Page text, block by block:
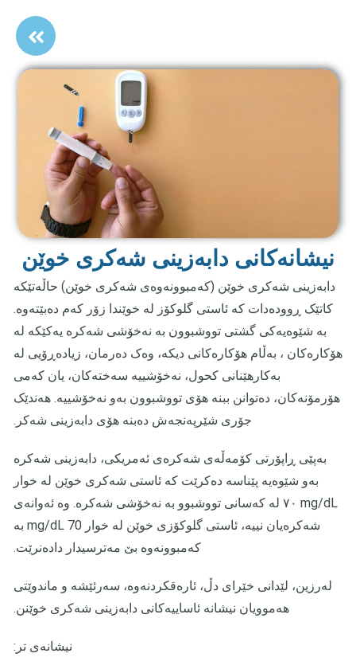
نیشانەکانی دابەزینی شەکری خوێن
دابەزینی شەکری خوێن (کەمبوونەوەی شەکری خوێن) حاڵەتێکە
کاتێک ڕوودەدات کە ئاستی گلوکۆز لە خوێندا زۆر کەم دەبێتەوە.
بە شێوەیەکی گشتی تووشبوون بە نەخۆشی شەکرە یەکێکە لە
هۆکارەکان ، بەڵام هۆکارەکانی دیکە، وەک دەرمان، زیادەڕۆیی لە
بەکارهێنانی کحول، نەخۆشییە سەختەکان، یان کەمی
هۆرمۆنەکان، دەتوانن ببنە هۆی تووشبوون بەو نەخۆشییە. هەندێک
جۆری شێرپەنجەش دەبنە هۆی دابەزینی شەکر.
بەپێی ڕاپۆرتی کۆمەڵەی شەکرەی ئەمریکی، دابەزینی شەکرە
بەو شێوەیە پێناسە دەکرێت کە ئاستی شەکری خوێن لە خوار
mg/dL ٧٠ لە کەسانی تووشبوو بە نەخۆشی شەکرە. وە ئەوانەی
شەکرەیان نییە، ئاستی گلوکۆزی خوێن لە خوار mg/dL 70 بە
کەمبوونەوە بێ مەترسیدار دادەنرێت.
لەرزین، لێدانی خێرای دڵ، ئارەقکردنەوە، سەرئێشە و ماندوێتی
هەموویان نیشانە ئاساییەکانی دابەزینی شەکری خوێنن.
نیشانەی تر: